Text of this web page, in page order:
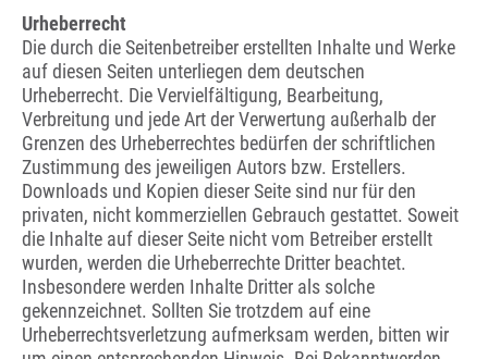
Urheberrecht
Die durch die Seitenbetreiber erstellten Inhalte und Werke
auf diesen Seiten unterliegen dem deutschen
Urheberrecht. Die Vervielfältigung, Bearbeitung,
Verbreitung und jede Art der Verwertung außerhalb der
Grenzen des Urheberrechtes bedürfen der schriftlichen
Zustimmung des jeweiligen Autors bzw. Erstellers.
Downloads und Kopien dieser Seite sind nur für den
privaten, nicht kommerziellen Gebrauch gestattet. Soweit
die Inhalte auf dieser Seite nicht vom Betreiber erstellt
wurden, werden die Urheberrechte Dritter beachtet.
Insbesondere werden Inhalte Dritter als solche
gekennzeichnet. Sollten Sie trotzdem auf eine
Urheberrechtsverletzung aufmerksam werden, bitten wir